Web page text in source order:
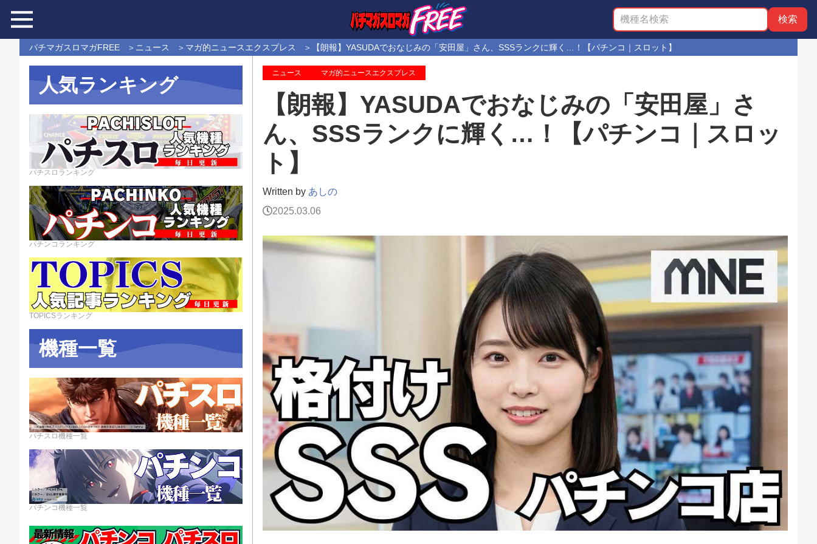
パチマガスロマガFREE ニュース マガ的ニュースエクスプレス 【朗報】YASUDAでおなじみの「安田屋」さん、SSSランクに輝く…！【パチンコ｜スロット】
ニュース マガ的ニュースエクスプレス
【朗報】YASUDAでおなじみの「安田屋」さ
ん、SSSランクに輝く…！【パチンコ｜スロッ
ト】
Written by あしの
2025.03.06
人気ランキング
パチスロランキング
パチンコランキング
TOPICSランキング
機種一覧
パチスロ機種一覧
パチンコ機種一覧